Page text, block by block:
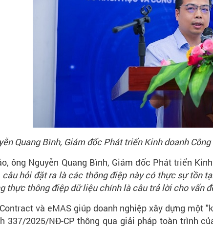
Quang Bình, Giám đốc Phát triển Kinh doanh
ông Nguyễn Quang Bình, Giám đốc Phát triển
câu hỏi đặt ra là các thông điệp này có thực sự tồn
thực thông điệp dữ liệu chính là câu trả lời cho vấn
và eMAS giúp doanh nghiệp xây dựng
337/2025/NĐ-CP thông qua giải pháp toàn trình